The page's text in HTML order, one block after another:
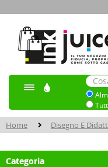
Home Disegno E
Categoria